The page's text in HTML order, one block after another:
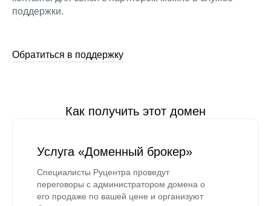
поддержки.
Обратиться в поддержку
Как получить этот домен
Услуга «Доменный брокер»
Специалисты Руцентра проведут
переговоры с администратором домена о
его продаже по вашей цене и организуют